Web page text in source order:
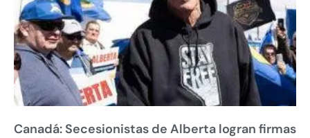
Canadá: Secesionistas de Alberta logran firmas